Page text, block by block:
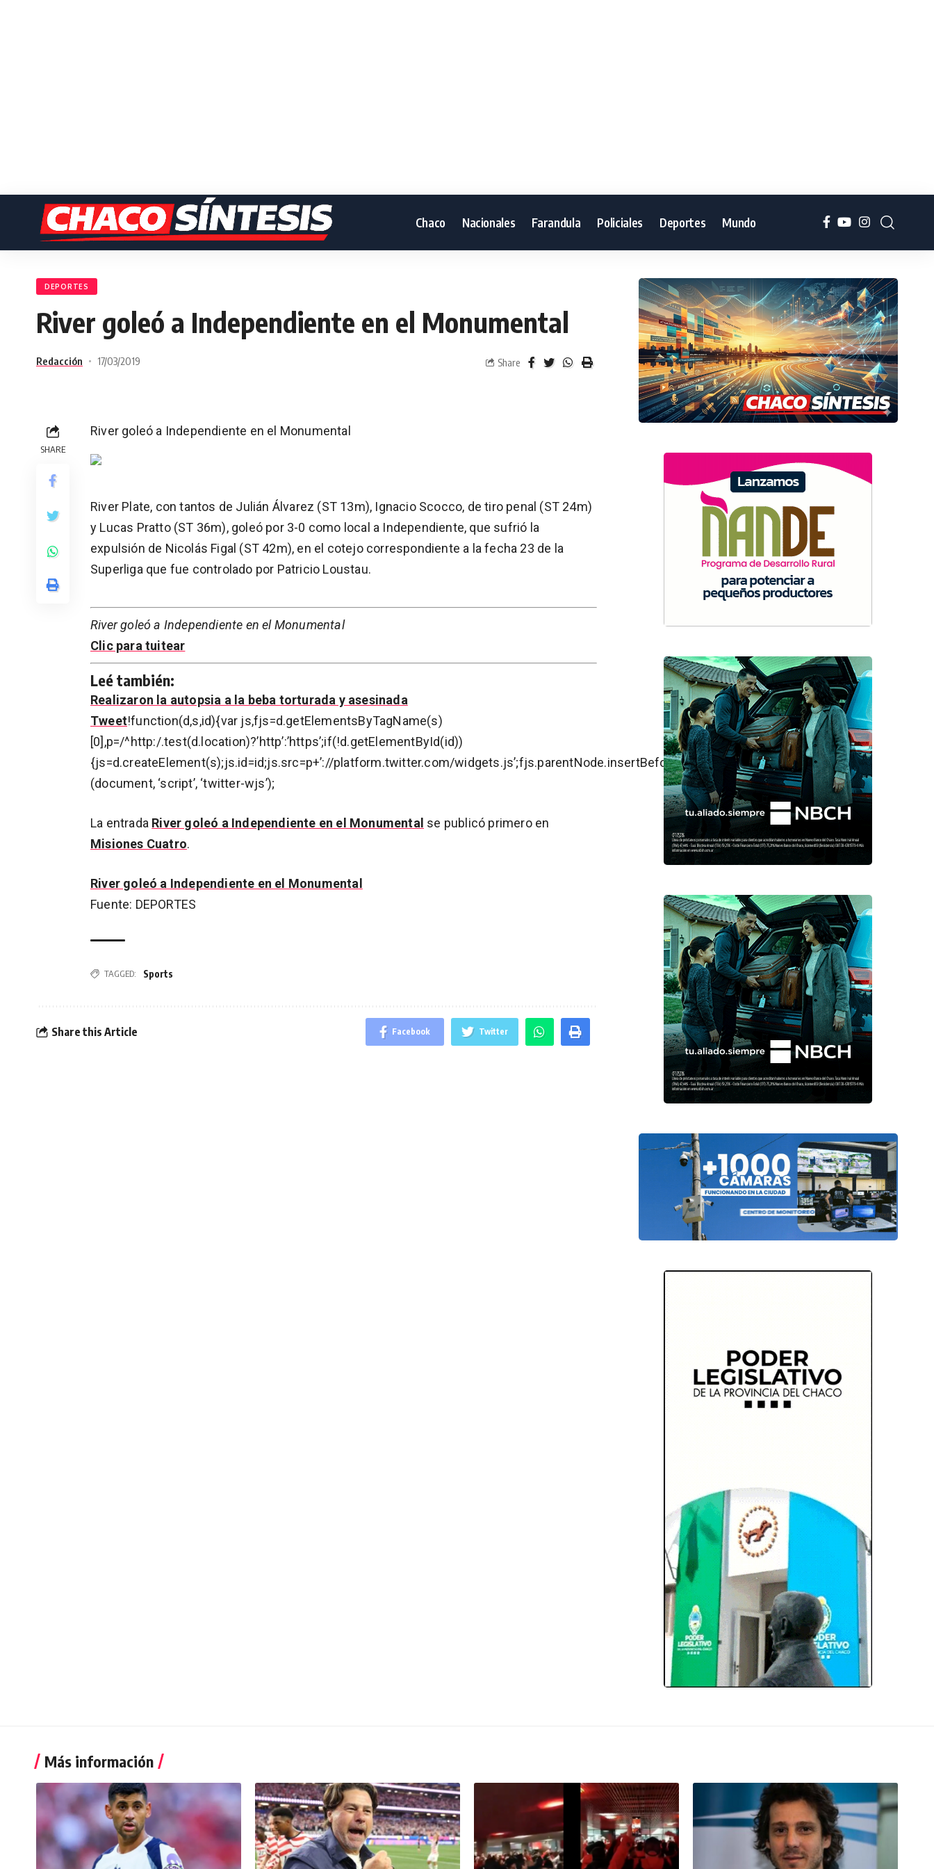
Chaco Nacionales Farandula Policiales Deportes Mundo
DEPORTES
River goleó a Independiente en el Monumental
Redacción 17/03/2019 Share
SHARE
River goleó a Independiente en el Monumental
River Plate, con tantos de Julián Álvarez (ST 13m), Ignacio Scocco, de tiro penal (ST 24m)
y Lucas Pratto (ST 36m), goleó por 3-0 como local a Independiente, que sufrió la
expulsión de Nicolás Figal (ST 42m), en el cotejo correspondiente a la fecha 23 de la
Superliga que fue controlado por Patricio Loustau.
River goleó a Independiente en el Monumental
Clic para tuitear
Leé también:
Realizaron la autopsia a la beba torturada y asesinada
Tweet!function(d,s,id){var js,fjs=d.getElementsByTagName(s)
[0],p=/^http:/.test(d.location)?’http’:’https’;if(!d.getElementById(id))
{js=d.createElement(s);js.id=id;js.src=p+’://platform.twitter.com/widgets.js’;fjs.parentNode.insertBefore(js,fjs);}}
(document, ‘script’, ‘twitter-wjs’);
La entrada River goleó a Independiente en el Monumental se publicó primero en
Misiones Cuatro.
River goleó a Independiente en el Monumental
Fuente: DEPORTES
TAGGED: Sports
Share this Article Facebook Twitter
Más información